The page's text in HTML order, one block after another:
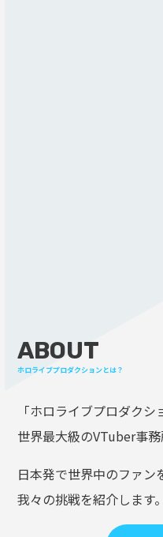
ABOUT
ホロライブプロダクションとは？
「ホロライブプロダクシ
世界最大級のVTuber事務
日本発で世界中のファン
我々の挑戦を紹介します。